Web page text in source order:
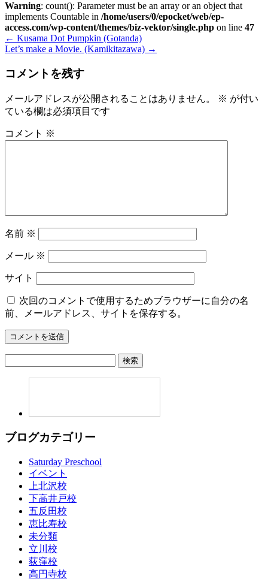
Warning: count(): Parameter must be an array or an object that
implements Countable in /home/users/0/epocket/web/ep-
access.com/wp-content/themes/biz-vektor/single.php on line 47
← Kusama Dot Pumpkin (Gotanda)
Let’s make a Movie. (Kamikitazawa) →
コメントを残す
メールアドレスが公開されることはありません。 ※ が付い
ている欄は必須項目です
コメント ※
名前 ※
メール ※
サイト
次回のコメントで使用するためブラウザーに自分の名
前、メールアドレス、サイトを保存する。
ブログカテゴリー
Saturday Preschool
イベント
上北沢校
下高井戸校
五反田校
恵比寿校
未分類
立川校
荻窪校
高円寺校